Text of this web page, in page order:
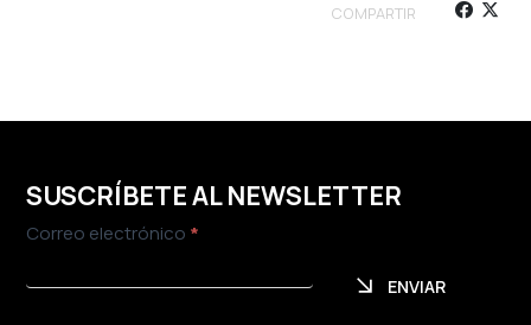
COMPARTIR
SUSCRÍBETE AL NEWSLETTER
Newsletter
Correo electrónico *
ENVIAR
ENVIAR